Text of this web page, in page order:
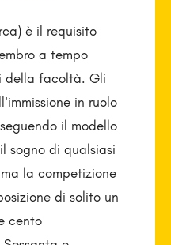
è il requisito
a tempo
della facoltà. Gli
in ruolo
il modello
sogno di qualsiasi
la competizione
di solito un
cento